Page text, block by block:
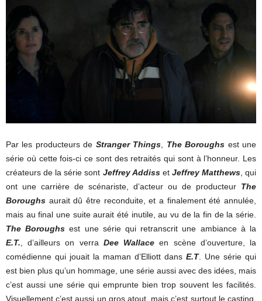
Par les producteurs de Stranger Things The Boroughs est une
série où cette fois-ci ce sont des retraités qui sont à l’honneur. Les
créateurs de la série sont Jeffrey Addiss etJeffrey Matthews, qui
ont une carrière de scénariste, d’acteur ou de producteur The
Boroughs aurait dû être reconduite, et a finalement été annulée,
mais au final une suite aurait été inutile, au vu de la fin de la série.
The Boroughs est une série qui retranscrit une ambiance à la
E.T. , d’ailleurs on verra Dee Wallace en scène d’ouverture, la
comédienne qui jouait la maman d’Elliott dans E.T. Une série qui
est bien plus qu’un hommage, une série aussi avec des idées, mais
c’est aussi une série qui emprunte bien trop souvent les facilités.
Visuellement c’est aussi un gros atout, mais c’est surtout le casting,